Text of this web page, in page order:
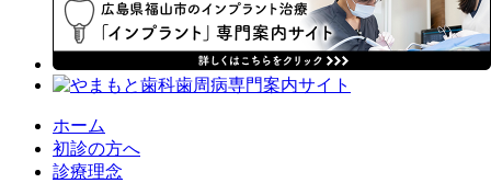
ホーム
初診の方へ
診療理念